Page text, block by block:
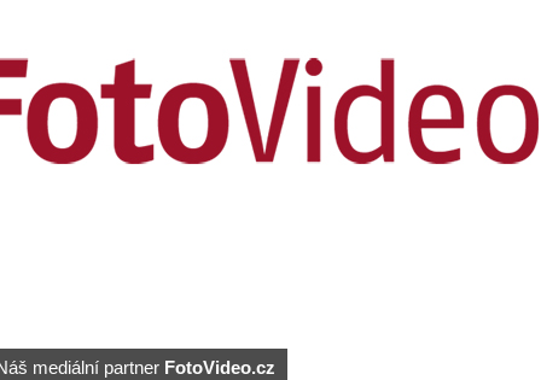
Náš mediální partnerFotoVideo.cz
kuula.co/profile/PetrSalek/collections